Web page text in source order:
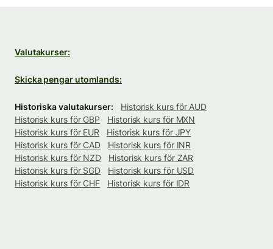
Valutakurser:
Skicka pengar utomlands:
Historiska valutakurser:
Historisk kurs för AUD
Historisk kurs för GBP
Historisk kurs för MXN
Historisk kurs för EUR
Historisk kurs för JPY
Historisk kurs för CAD
Historisk kurs för INR
Historisk kurs för NZD
Historisk kurs för ZAR
Historisk kurs för SGD
Historisk kurs för USD
Historisk kurs för CHF
Historisk kurs för IDR